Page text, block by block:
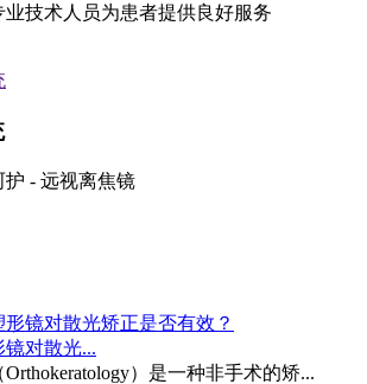
技术人员为患者提供良好服务
- 远视离焦镜
对散光...
）是一种非手术的矫...